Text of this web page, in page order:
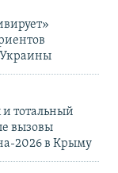
Украины
тотальный
вызовы
2026 в Крыму